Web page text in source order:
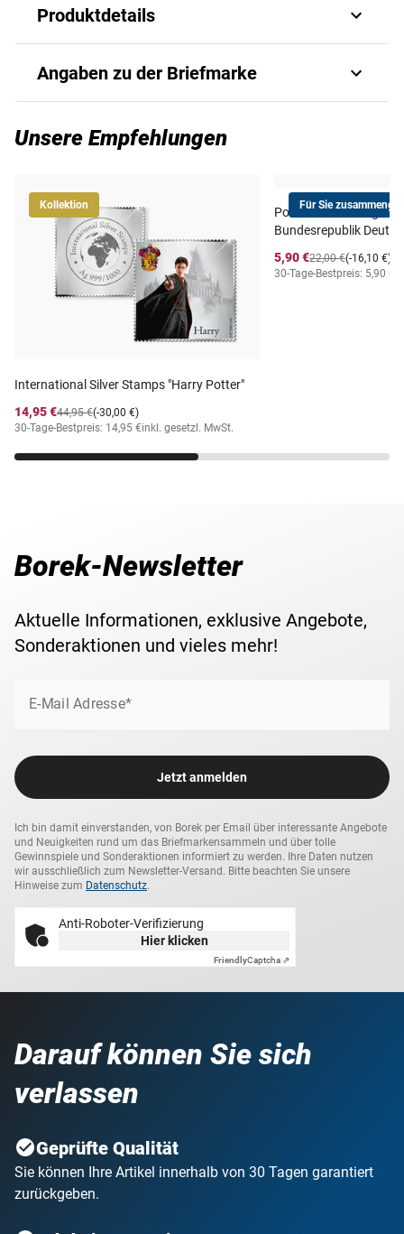
Produktdetails
Angaben zu der Briefmarke
Ausgabeland
Prägequalität /
Erhaltung
ungezähnt postfrisch
5-6 Wochen
Unsere Empfehlungen
Kollektion
International Silver Stamps "Harry Potter"
14,95 €
(-30,00 €)
44,95 €
30-Tage-Bestpreis: 14,95 €inkl. gesetzl. MwSt.
Für Sie
Postfrischer Jahrgang
Bundesrepublik
5,90 €
(-16,10 €)
22,00 €
30-Tage-Bestpreis: 5,90 €
Borek-Newsletter
Aktuelle Informationen, exklusive Angebote,
Sonderaktionen und vieles mehr!
E-Mail Adresse*
Jetzt anmelden
Ich bin damit einverstanden, von Borek per Email über interessante Angebote
und Neuigkeiten rund um das Briefmarkensammeln und über tolle
Gewinnspiele und Sonderaktionen informiert zu werden. Ihre Daten nutzen
wir ausschließlich zum Newsletter-Versand. Bitte beachten Sie unsere
Hinweise zum Datenschutz.
Anti-Roboter-Verifizierung
Hier klicken
FriendlyCaptcha ⇗
Darauf können Sie sich
verlassen
Geprüfte Qualität
Sie können Ihre Artikel innerhalb von 30 Tagen garantiert
zurückgeben.